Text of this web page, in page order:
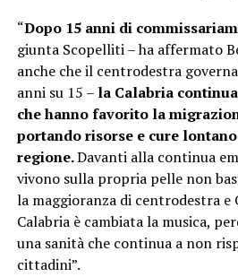
“Dopo 15 anni di
giunta Scopelliti – ha affermato
anche che il centrodestra
anni su 15 – la Calabria
che hanno favorito la
portando risorse e cure
regione.Davanti alla continua
vivono sulla propria pelle non
la maggioranza di centrodestra e
Calabria è cambiata la musica,
una sanità che continua a non
cittadini”.